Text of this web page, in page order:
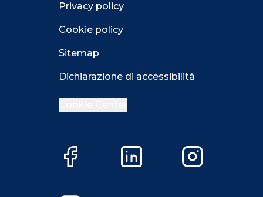
Privacy policy
Cookie policy
Sitemap
Dichiarazione di accessibilità
Facebook LinkedIn Instagram